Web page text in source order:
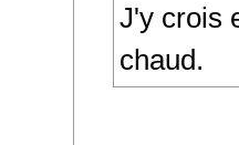
J'y crois
chaud.